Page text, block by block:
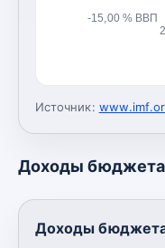
-15,00 % ВВП
Источник:
Доходы
Доходы